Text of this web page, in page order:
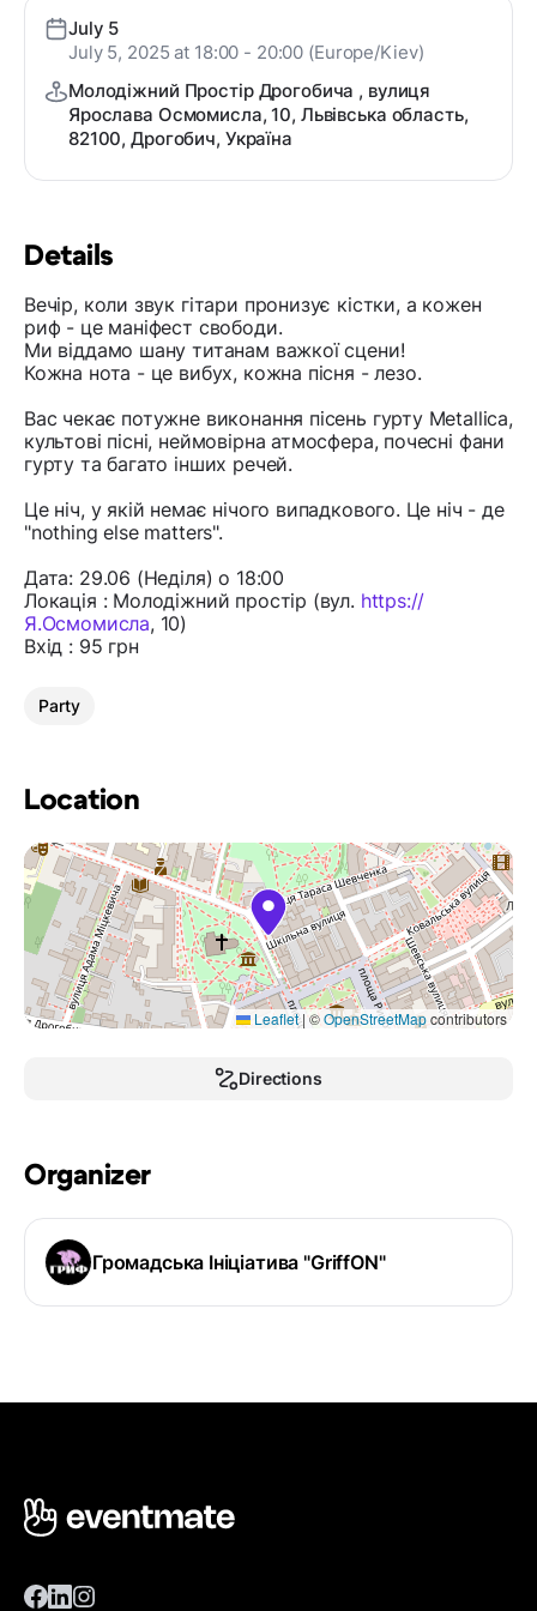
Details
Вечір, коли звук гітари пронизує кістки, а кожен
риф - це маніфест свободи.
Ми віддамо шану титанам важкої сцени!
Кожна нота - це вибух, кожна пісня - лезо.
Вас чекає потужне виконання пісень гурту Metallica,
культові пісні, неймовірна атмосфера, почесні фани
гурту та багато інших речей.
Це ніч, у якій немає нічого випадкового. Це ніч - де
"nothing else matters".
Дата: 29.06 (Неділя) о 18:00
Локація : Молодіжний простір (вул. https://
Я.Осмомисла, 10)
Вхід : 95 грн
Party
Location
Leaflet | ©OpenStreetMapcontributors
Directions
Organizer
Громадська Ініціатива "GriffON"
July 5
July 5, 2025 at 18:00 - 20:00 (Europe/Kiev)
Молодіжний Простір Дрогобича , вулиця
Ярослава Осмомисла, 10, Львівська область,
82100, Дрогобич, Україна